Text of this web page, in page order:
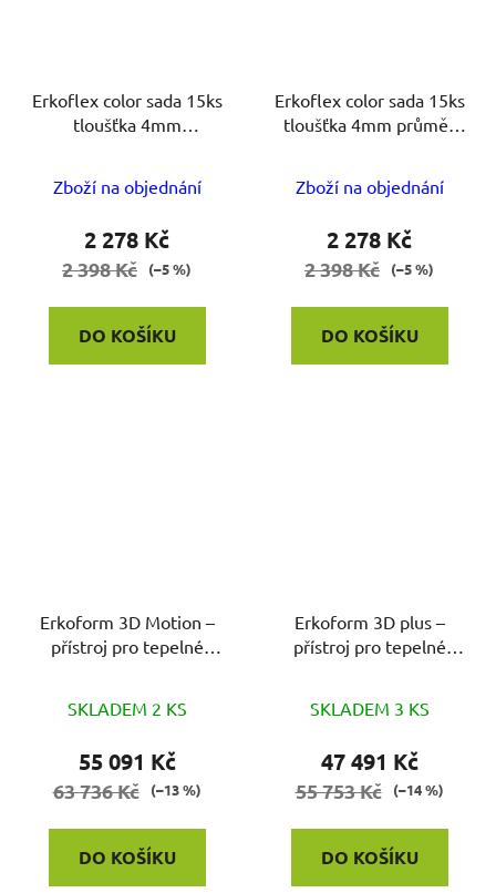
Erkoflex color sada 15ks
tloušťka 4mm
Zboží na objednání
2 278 Kč
2 398 Kč (–5 %)
DO KOŠÍKU
Erkoflex color sada 15ks
tloušťka 4mm průměr
Zboží na objednání
2 278 Kč
2 398 Kč (–5 %)
DO KOŠÍKU
Erkoform 3D Motion –
přístroj pro tepelné
SKLADEM 2 KS
55 091 Kč
63 736 Kč (–13 %)
DO KOŠÍKU
Erkoform 3D plus –
přístroj pro tepelné
SKLADEM 3 KS
47 491 Kč
55 753 Kč (–14 %)
DO KOŠÍKU